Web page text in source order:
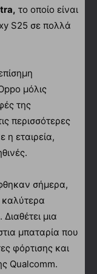
το οποίο είναι
S25 σε πολλά
μόλις
της
περισσότερες
η εταιρεία,
σήμερα,
καλύτερα
μια
μπαταρία που
φόρτισης και
Qualcomm.